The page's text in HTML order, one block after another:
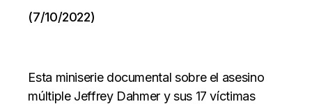
(7/10/2022)
Esta miniserie documental sobre el asesino
múltiple Jeffrey Dahmer y sus 17 víctimas